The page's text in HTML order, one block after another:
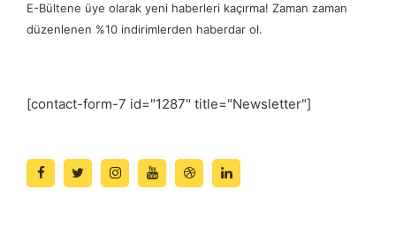
E-Bültene üye olarak yeni haberleri kaçırma! Zaman zaman
düzenlenen %10 indirimlerden haberdar ol.
[contact-form-7 id="1287" title="Newsletter"]